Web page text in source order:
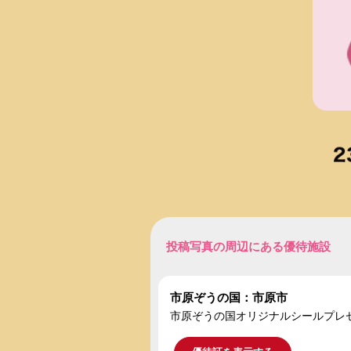
投稿写真の周辺にある優待施設
市原ぞうの国：市原市
市原ぞうの国オリジナルシールプレ